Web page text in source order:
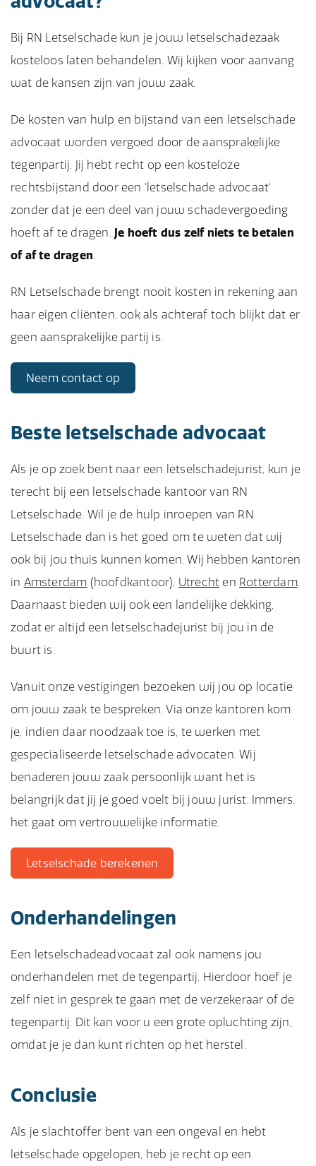
Bij RN Letselschade kun je jouw letselschadezaak
kosteloos laten behandelen. Wij kijken voor aanvang
wat de kansen zijn van jouw zaak.
De kosten van hulp en bijstand van een letselschade
advocaat worden vergoed door de aansprakelijke
tegenpartij. Jij hebt recht op een kosteloze
rechtsbijstand door een 'letselschade advocaat'
zonder dat je een deel van jouw schadevergoeding
hoeft af te dragen. Je hoeft dus zelf niets te betalen
of af te dragen.
RN Letselschade brengt nooit kosten in rekening aan
haar eigen cliënten, ook als achteraf toch blijkt dat er
geen aansprakelijke partij is.
Neem contact op
Beste letselschade advocaat
Als je op zoek bent naar een letselschadejurist, kun je
terecht bij een letselschade kantoor van RN
Letselschade. Wil je de hulp inroepen van RN
Letselschade dan is het goed om te weten dat wij
ook bij jou thuis kunnen komen. Wij hebben kantoren
in Amsterdam (hoofdkantoor), Utrecht en Rotterdam.
Daarnaast bieden wij ook een landelijke dekking,
zodat er altijd een letselschadejurist bij jou in de
buurt is.
Vanuit onze vestigingen bezoeken wij jou op locatie
om jouw zaak te bespreken. Via onze kantoren kom
je, indien daar noodzaak toe is, te werken met
gespecialiseerde letselschade advocaten. Wij
benaderen jouw zaak persoonlijk want het is
belangrijk dat jij je goed voelt bij jouw jurist. Immers,
het gaat om vertrouwelijke informatie.
Letselschade berekenen
Onderhandelingen
Een letselschadeadvocaat zal ook namens jou
onderhandelen met de tegenpartij. Hierdoor hoef je
zelf niet in gesprek te gaan met de verzekeraar of de
tegenpartij. Dit kan voor u een grote opluchting zijn,
omdat je je dan kunt richten op het herstel.
Conclusie
Als je slachtoffer bent van een ongeval en hebt
letselschade opgelopen, heb je recht op een